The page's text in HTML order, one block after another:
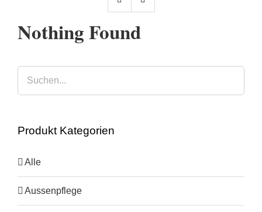
Nothing Found
Produkt Kategorien
Alle
Aussenpflege